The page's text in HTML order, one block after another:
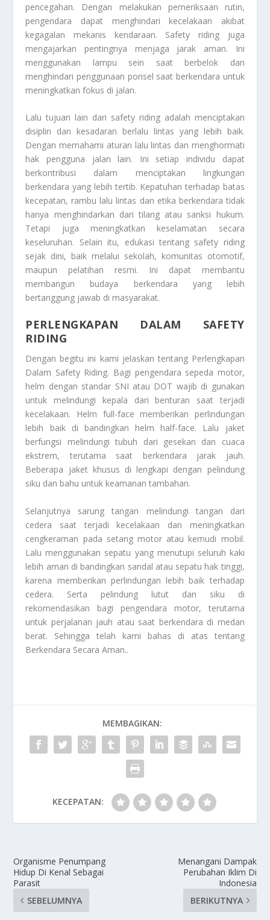
pencegahan. Dengan melakukan pemeriksaan rutin,
pengendara dapat menghindari kecelakaan akibat
kegagalan mekanis kendaraan. Safety riding juga
mengajarkan pentingnya menjaga jarak aman. Ini
menggunakan lampu sein saat berbelok dan
menghindari penggunaan ponsel saat berkendara untuk
meningkatkan fokus di jalan.
Lalu tujuan lain dari safety riding adalah menciptakan
disiplin dan kesadaran berlalu lintas yang lebih baik.
Dengan memahami aturan lalu lintas dan menghormati
hak pengguna jalan lain. Ini setiap individu dapat
berkontribusi dalam menciptakan lingkungan
berkendara yang lebih tertib. Kepatuhan terhadap batas
kecepatan, rambu lalu lintas dan etika berkendara tidak
hanya menghindarkan dari tilang atau sanksi hukum.
Tetapi juga meningkatkan keselamatan secara
keseluruhan. Selain itu, edukasi tentang safety riding
sejak dini, baik melalui sekolah, komunitas otomotif,
maupun pelatihan resmi. Ini dapat membantu
membangun budaya berkendara yang lebih
bertanggung jawab di masyarakat.
PERLENGKAPAN DALAM SAFETY
RIDING
Dengan begitu ini kami jelaskan tentang Perlengkapan
Dalam Safety Riding. Bagi pengendara sepeda motor,
helm dengan standar SNI atau DOT wajib di gunakan
untuk melindungi kepala dari benturan saat terjadi
kecelakaan. Helm full-face memberikan perlindungan
lebih baik di bandingkan helm half-face. Lalu jaket
berfungsi melindungi tubuh dari gesekan dan cuaca
ekstrem, terutama saat berkendara jarak jauh.
Beberapa jaket khusus di lengkapi dengan pelindung
siku dan bahu untuk keamanan tambahan.
Selanjutnya sarung tangan melindungi tangan dari
cedera saat terjadi kecelakaan dan meningkatkan
cengkeraman pada setang motor atau kemudi mobil.
Lalu menggunakan sepatu yang menutupi seluruh kaki
lebih aman di bandingkan sandal atau sepatu hak tinggi,
karena memberikan perlindungan lebih baik terhadap
cedera. Serta pelindung lutut dan siku di
rekomendasikan bagi pengendara motor, terutama
untuk perjalanan jauh atau saat berkendara di medan
berat. Sehingga telah kami bahas di atas tentang
Berkendara Secara Aman..
MEMBAGIKAN:
KECEPATAN:
Organisme Penumpang
Hidup Di Kenal Sebagai
Parasit
SEBELUMNYA
Menangani Dampak
Perubahan Iklim Di
Indonesia
BERIKUTNYA